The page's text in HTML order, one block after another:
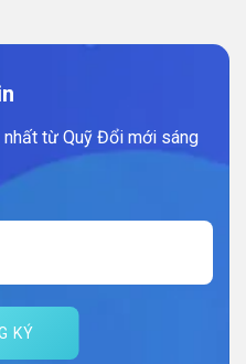
từ Quỹ Đổi mới sáng
KÝ